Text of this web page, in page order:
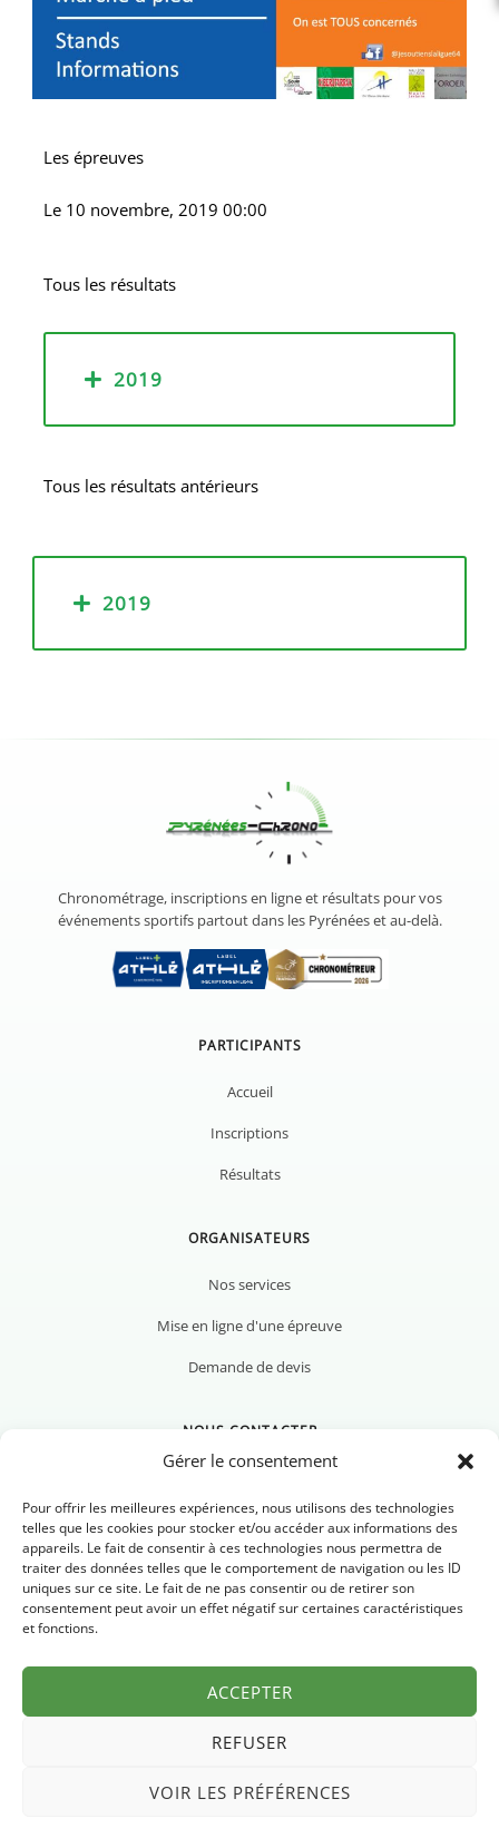
Gérer le consentement
Pour offrir les meilleures expériences, nous utilisons des technologies
telles que les cookies pour stocker et/ou accéder aux informations des
appareils. Le fait de consentir à ces technologies nous permettra de
traiter des données telles que le comportement de navigation ou les ID
uniques sur ce site. Le fait de ne pas consentir ou de retirer son
consentement peut avoir un effet négatif sur certaines caractéristiques
et fonctions.
ACCEPTER
REFUSER
VOIR LES PRÉFÉRENCES
Les épreuves
Le 10 novembre, 2019 00:00
Tous les résultats
2019
Tous les résultats antérieurs
2019
Chronométrage, inscriptions en ligne et résultats pour vos
événements sportifs partout dans les Pyrénées et au-delà.
PARTICIPANTS
Accueil
Inscriptions
Résultats
ORGANISATEURS
Nos services
Mise en ligne d'une épreuve
Demande de devis
NOUS CONTACTER
Nous contacter
Newsletter